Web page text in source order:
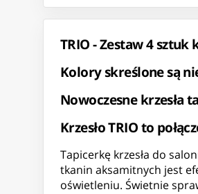
TRIO - Zestaw 4
Kolory skreślone są
Nowoczesne krzesła
Krzesło TRIO to
Tapicerkę krzesła do
tkanin aksamitnych jest
oświetleniu. Świetnie